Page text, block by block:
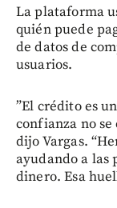
La plataforma
quién puede
de datos de
usuarios.
”El crédito es
confianza no se
dijo Vargas.
ayudando a las
dinero. Esa